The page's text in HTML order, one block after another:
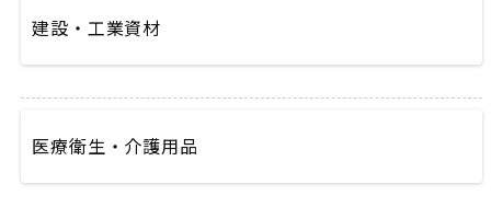
建設・工業資材
医療衛生・介護用品